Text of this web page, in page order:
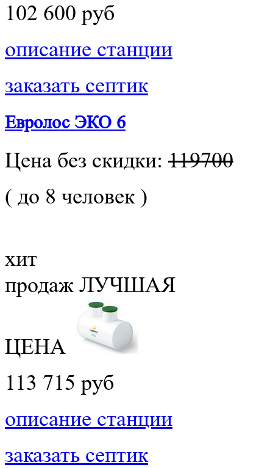
102 600 руб
описание станции
заказать септик
Евролос ЭКО 6
Цена без скидки: 119700
( до 8 человек )
хит
продаж ЛУЧШАЯ
ЦЕНА
113 715 руб
описание станции
заказать септик